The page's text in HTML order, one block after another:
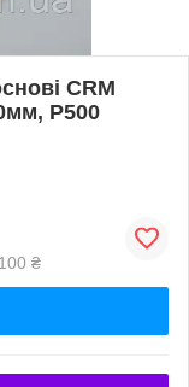
CRM
Р500
₴